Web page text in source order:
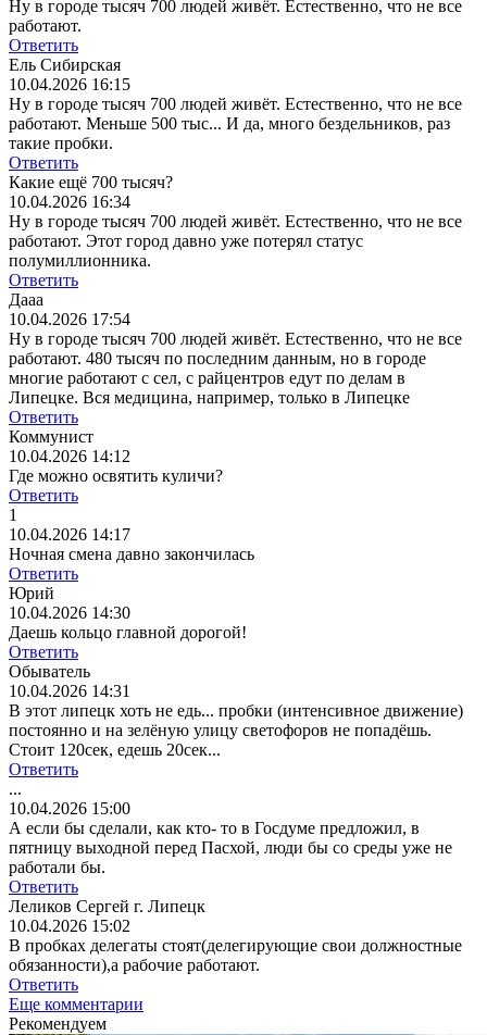
Ну в городе тысяч 700 людей живёт. Естественно, что не все
работают.
Ответить
Ель Сибирская
10.04.2026 16:15
Ну в городе тысяч 700 людей живёт. Естественно, что не все
работают. Меньше 500 тыс... И да, много бездельников, раз
такие пробки.
Ответить
Какие ещё 700 тысяч?
10.04.2026 16:34
Ну в городе тысяч 700 людей живёт. Естественно, что не все
работают. Этот город давно уже потерял статус
полумиллионника.
Ответить
Дааа
10.04.2026 17:54
Ну в городе тысяч 700 людей живёт. Естественно, что не все
работают. 480 тысяч по последним данным, но в городе
многие работают с сел, с райцентров едут по делам в
Липецке. Вся медицина, например, только в Липецке
Ответить
Коммунист
10.04.2026 14:12
Где можно освятить куличи?
Ответить
1
10.04.2026 14:17
Ночная смена давно закончилась
Ответить
Юрий
10.04.2026 14:30
Даешь кольцо главной дорогой!
Ответить
Обыватель
10.04.2026 14:31
В этот липецк хоть не едь... пробки (интенсивное движение)
постоянно и на зелёную улицу светофоров не попадёшь.
Стоит 120сек, едешь 20сек...
Ответить
...
10.04.2026 15:00
А если бы сделали, как кто- то в Госдуме предложил, в
пятницу выходной перед Пасхой, люди бы со среды уже не
работали бы.
Ответить
Леликов Сергей г. Липецк
10.04.2026 15:02
В пробках делегаты стоят(делегирующие свои должностные
обязанности),а рабочие работают.
Ответить
Еще комментарии
Рекомендуем